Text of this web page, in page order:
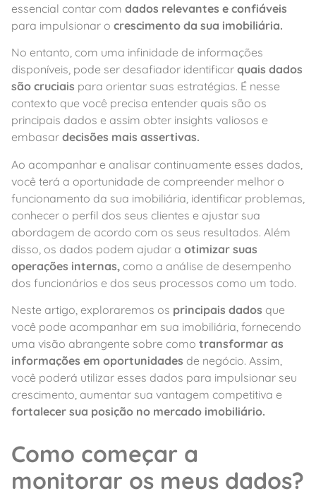
essencial contar com dados relevantes e confiáveis
para impulsionar o crescimento da sua imobiliária.
No entanto, com uma infinidade de informações
disponíveis, pode ser desafiador identificar quais dados
são cruciais para orientar suas estratégias. É nesse
contexto que você precisa entender quais são os
principais dados e assim obter insights valiosos e
embasar decisões mais assertivas.
Ao acompanhar e analisar continuamente esses dados,
você terá a oportunidade de compreender melhor o
funcionamento da sua imobiliária, identificar problemas,
conhecer o perfil dos seus clientes e ajustar sua
abordagem de acordo com os seus resultados. Além
disso, os dados podem ajudar a otimizar suas
operações internas, como a análise de desempenho
dos funcionários e dos seus processos como um todo.
Neste artigo, exploraremos os principais dados que
você pode acompanhar em sua imobiliária, fornecendo
uma visão abrangente sobre como transformar as
informações em oportunidades de negócio. Assim,
você poderá utilizar esses dados para impulsionar seu
crescimento, aumentar sua vantagem competitiva e
fortalecer sua posição no mercado imobiliário.
Como começar a
monitorar os meus dados?